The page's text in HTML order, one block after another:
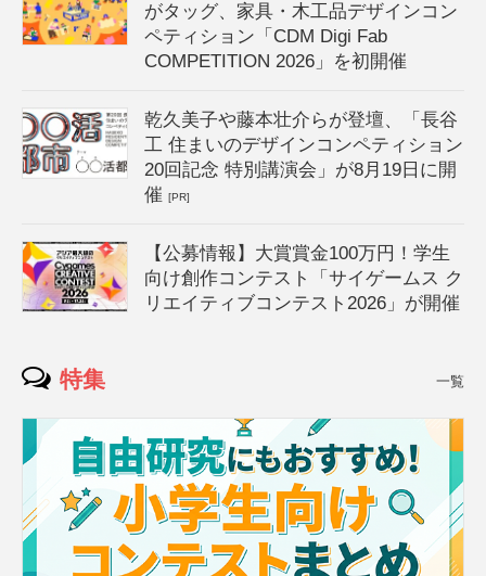
がタッグ、家具・木工品デザインコン
ペティション「CDM Digi Fab
COMPETITION 2026」を初開催
乾久美子や藤本壮介らが登壇、「長谷
工 住まいのデザインコンペティション
20回記念 特別講演会」が8月19日に開
催[PR]
【公募情報】大賞賞金100万円！学生
向け創作コンテスト「サイゲームス ク
リエイティブコンテスト2026」が開催
特集 一覧